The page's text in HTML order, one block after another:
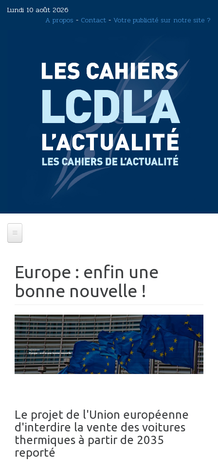
Lundi 10 août 2026
A propos - Contact - Votre publicité sur notre site ?
Europe : enfin une
bonne nouvelle !
14/03/2023
Europe : enfin une bonne nouvelle !
Le projet de l'Union européenne
d'interdire la vente des voitures
thermiques à partir de 2035
reporté